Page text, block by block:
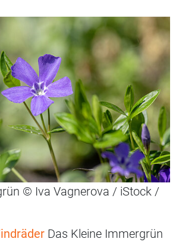
© Iva Vagnerova / iStock /
Das Kleine Immergrün